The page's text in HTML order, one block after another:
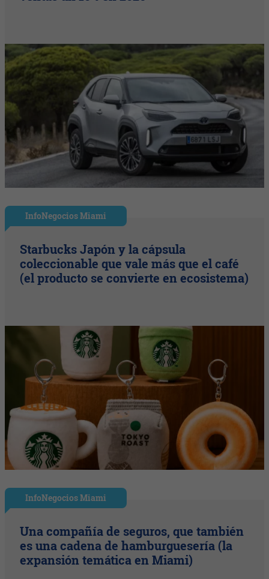
InfoNegocios Miami
Starbucks Japón y la cápsula
coleccionable que vale más que el café
(el producto se convierte en ecosistema)
InfoNegocios Miami
Una compañía de seguros, que también
es una cadena de hamburguesería (la
expansión temática en Miami)